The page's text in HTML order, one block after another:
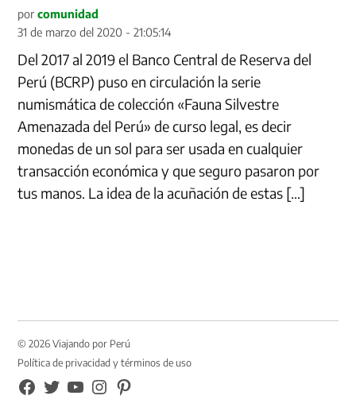
por comunidad
31 de marzo del 2020 - 21:05:14
Del 2017 al 2019 el Banco Central de Reserva del
Perú (BCRP) puso en circulación la serie
numismática de colección «Fauna Silvestre
Amenazada del Perú» de curso legal, es decir
monedas de un sol para ser usada en cualquier
transacción económica y que seguro pasaron por
tus manos. La idea de la acuñación de estas […]
© 2026 Viajando por Perú
Política de privacidad y términos de uso
FB
TW YouTubeInstagramPinterest